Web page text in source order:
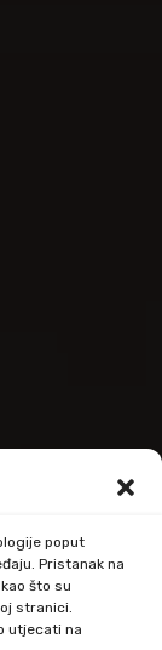
poput
Pristanak na
što su
stranici.
utjecati na